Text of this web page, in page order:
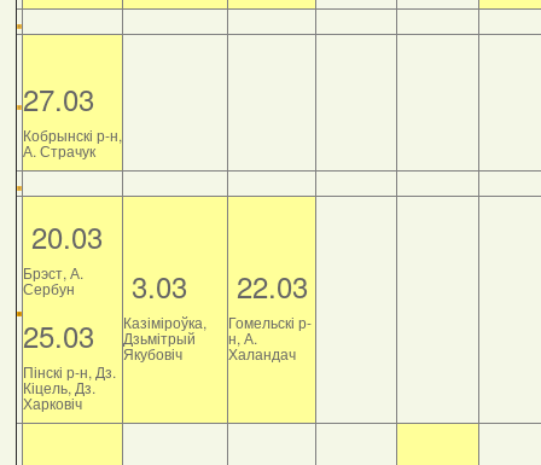
27.03
Кобрынскі р-н,
А. Страчук
20.03
Брэст, А.
Сербун
25.03
Пінскі р-н, Дз.
Кіцель, Дз.
Харковіч
3.03
Казіміроўка,
Дзьмітрый
Якубовіч
22.03
Гомельскі р-
н, А.
Халандач